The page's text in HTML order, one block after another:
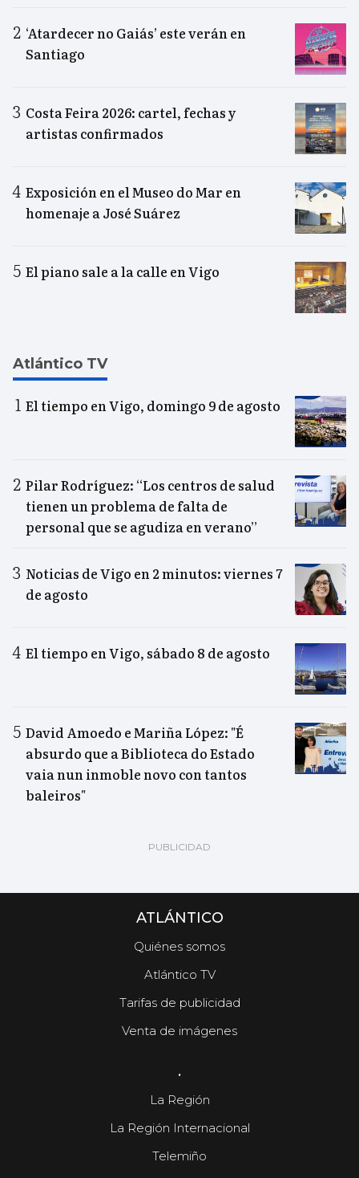
‘Atardecer no Gaiás’ este verán en
Santiago
Costa Feira 2026: cartel, fechas y
artistas confirmados
Exposición en el Museo do Mar en
homenaje a José Suárez
El piano sale a la calle en Vigo
Atlántico TV
El tiempo en Vigo, domingo 9 de agosto
Pilar Rodríguez: “Los centros de salud
tienen un problema de falta de
personal que se agudiza en verano”
Noticias de Vigo en 2 minutos: viernes 7
de agosto
El tiempo en Vigo, sábado 8 de agosto
David Amoedo e Mariña López: "É
absurdo que a Biblioteca do Estado
vaia nun inmoble novo con tantos
baleiros"
ATLÁNTICO
Quiénes somos
Atlántico TV
Tarifas de publicidad
Venta de imágenes
.
La Región
La Región Internacional
Telemiño